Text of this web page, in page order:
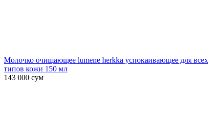
Молочко очищающее lumene herkka успокаивающее для всех
типов кожи 150 мл
143 000 сум